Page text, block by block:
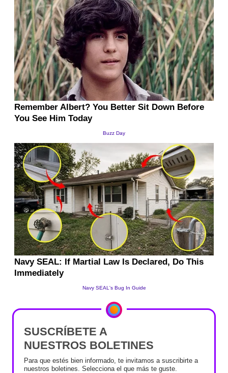
SUSCRÍBETE A
NUESTROS BOLETINES
Para que estés bien informado, te invitamos a suscribirte a
nuestros boletines. Selecciona el que más te guste.